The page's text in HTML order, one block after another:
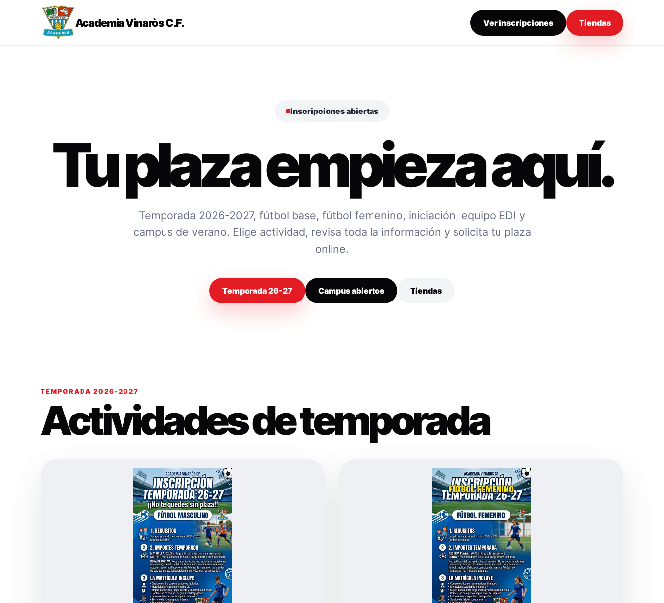
Academia Vinaròs C.F. Ver inscripciones Tiendas
Inscripciones abiertas
Tu plaza empieza aquí.
Temporada 2026-2027, fútbol base, fútbol femenino, iniciación, equipo EDI y
campus de verano. Elige actividad, revisa toda la información y solicita tu plaza
online.
Temporada 26-27 Campus abiertos Tiendas
TEMPORADA 2026-2027
Actividades de temporada